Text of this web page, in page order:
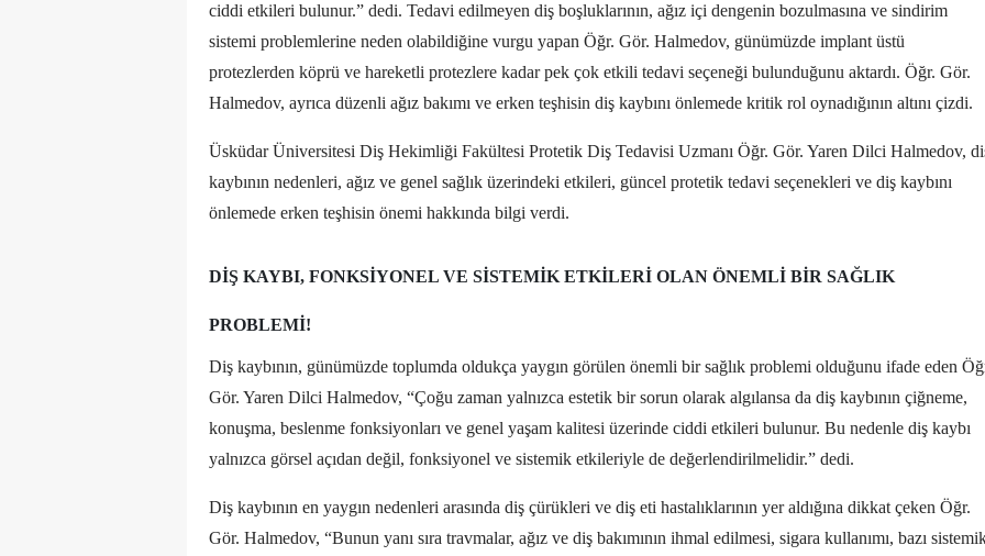
ciddi etkileri bulunur.” dedi. Tedavi edilmeyen diş boşluklarının, ağız içi dengenin bozulmasına ve sindirim
sistemi problemlerine neden olabildiğine vurgu yapan Öğr. Gör. Halmedov, günümüzde implant üstü
protezlerden köprü ve hareketli protezlere kadar pek çok etkili tedavi seçeneği bulunduğunu aktardı. Öğr. Gör.
Halmedov, ayrıca düzenli ağız bakımı ve erken teşhisin diş kaybını önlemede kritik rol oynadığının altını çizdi.
Üsküdar Üniversitesi Diş Hekimliği Fakültesi Protetik Diş Tedavisi Uzmanı Öğr. Gör. Yaren Dilci Halmedov,
kaybının nedenleri, ağız ve genel sağlık üzerindeki etkileri, güncel protetik tedavi seçenekleri ve diş kaybını
önlemede erken teşhisin önemi hakkında bilgi verdi.
DIŞ KAYBI, FONKSIYONEL VE SISTEMIK ETKILERI OLAN ÖNEMLI BIR SAĞLIK
PROBLEMI!
Diş kaybının, günümüzde toplumda oldukça yaygın görülen önemli bir sağlık problemi olduğunu ifade eden
Gör. Yaren Dilci Halmedov, “Çoğu zaman yalnızca estetik bir sorun olarak algılansa da diş kaybının çiğneme,
konuşma, beslenme fonksiyonları ve genel yaşam kalitesi üzerinde ciddi etkileri bulunur. Bu nedenle diş kaybı
yalnızca görsel açıdan değil, fonksiyonel ve sistemik etkileriyle de değerlendirilmelidir.” dedi.
Diş kaybının en yaygın nedenleri arasında diş çürükleri ve diş eti hastalıklarının yer aldığına dikkat çeken Öğr.
Gör. Halmedov, “Bunun yanı sıra travmalar, ağız ve diş bakımının ihmal edilmesi, sigara kullanımı, bazı